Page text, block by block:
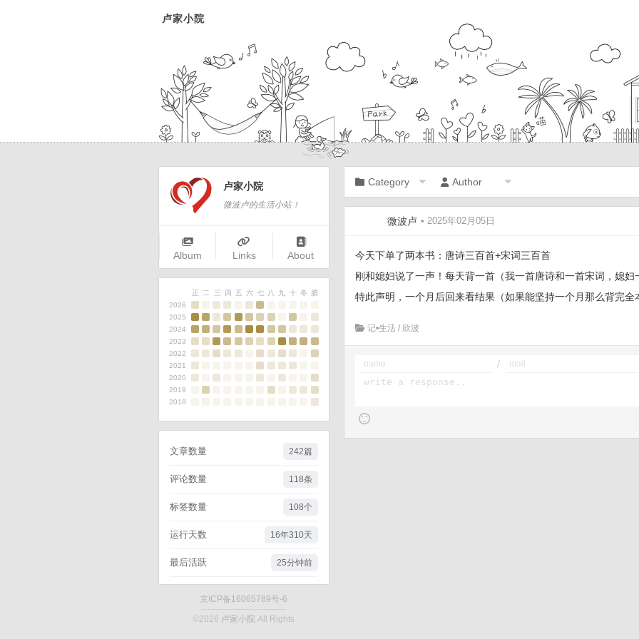
卢家小院
卢家小院
微波卢的生活小站！
Album Links About
正 二 三 四 五 六 七 八 九 十 冬
腊
2026
2025
2024
2023
2022
2021
2020
2019
2018
文章数量 242篇
评论数量 118条
标签数量 108个
运行天数 16年310天
最后活跃 25分钟前
京ICP备16065789号-6
©2026 卢家小院All Rights
Category Author
微波卢 • 2025年02月05日
今天下单了两本书：唐诗三百首+宋词三百首
刚和媳妇说了一声！每天背一首（我一首唐诗和一首宋词，媳妇
特此声明，一个月后回来看结果（如果能坚持一个月那么背完
记•生活 / 欣波
/